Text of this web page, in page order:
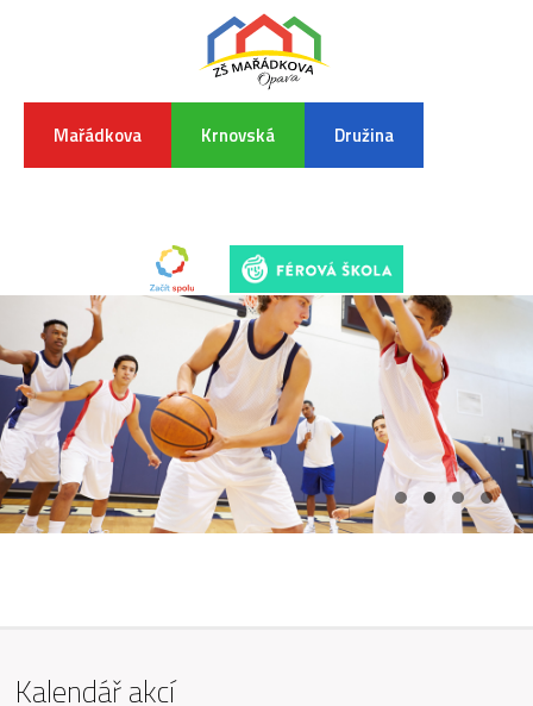
Mařádkova Krnovská Družina
Kalendář akcí